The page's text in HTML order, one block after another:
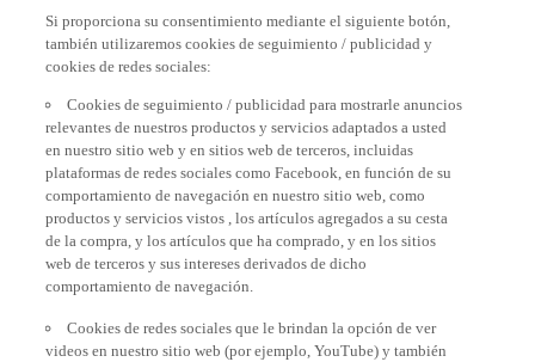
también utilizaremos cookies de seguimiento / publicidad y
relevantes de nuestros productos y servicios adaptados a usted
en nuestro sitio web y en sitios web de terceros, incluidas
plataformas de redes sociales como Facebook, en función de su
comportamiento de navegación en nuestro sitio web, como
productos y servicios vistos , los artículos agregados a su cesta
de la compra, y los artículos que ha comprado, y en los sitios
web de terceros y sus intereses derivados de dicho
comportamiento de navegación.
videos en nuestro sitio web (por ejemplo, YouTube) y también